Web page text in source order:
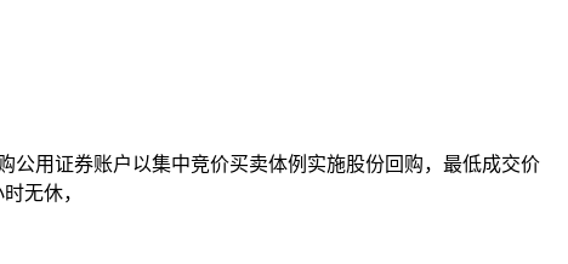
用证券账户以集中竞价买卖体例实施股份回购，最低成交价
无休，